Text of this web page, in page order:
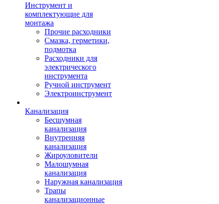
Инструмент и
комплектующие для
монтажа
Прочие расходники
Смазка, герметики,
подмотка
Расходники для
электрического
инструмента
Ручной инструмент
Электроинструмент
Канализация
Бесшумная
канализация
Внутренняя
канализация
Жироуловители
Малошумная
канализация
Наружная канализация
Трапы
канализационные